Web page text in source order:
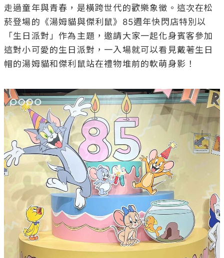
走過童年與青春，是橫跨世代的歡樂象徵。這次在松
菸登場的《湯姆貓與傑利鼠》85週年快閃店特別以
「生日派對」作為主題，邀請大家一起化身賓客參加
這對小可愛的生日派對，一入場就可以看見戴著生日
帽的湯姆貓和傑利鼠站在禮物堆前的軟萌身影！